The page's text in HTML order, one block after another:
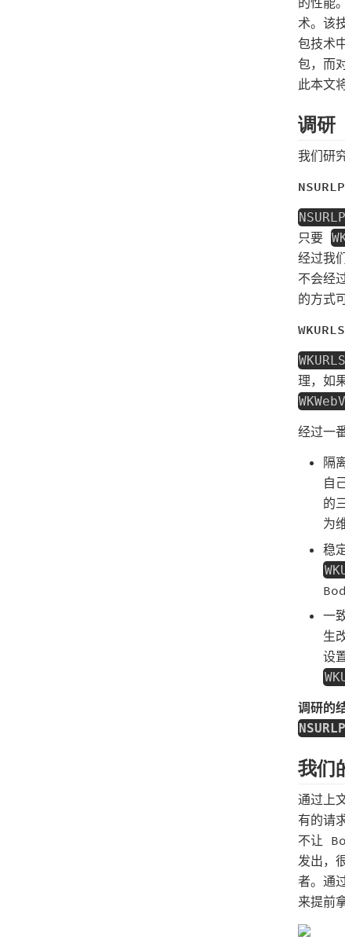
术。该
包技术
包，而
此本文
调研
我们研
只要
经过我
不会经
的方式
理，如
经过一
隔
自
的
为
稳
一
生
设
调研的
我们
通过上
有的请
不让
发出，
者。通
来提前